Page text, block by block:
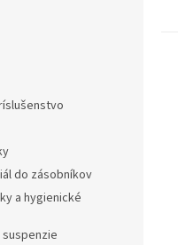
do zásobníkov
a hygienické